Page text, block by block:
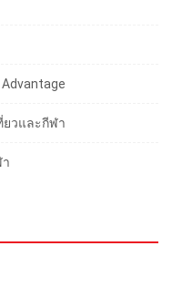
ยวและกีฬา